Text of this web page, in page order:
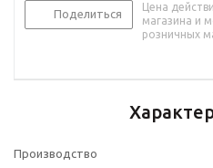
Поделиться
Цена
магазина и
розничных
Производство